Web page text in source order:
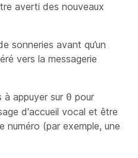
averti des nouveaux
sonneries avant qu’un
vers la messagerie
à appuyer sur 0 pour
d'accueil vocal et être
numéro (par exemple, une